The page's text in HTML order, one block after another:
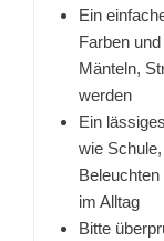
Ein
Farben
Mänteln,
werden
Ein
wie
im Alltag
Bitte